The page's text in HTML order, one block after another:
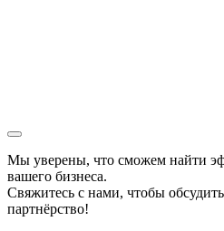
Мы уверены, что сможем найти
вашего бизнеса.
Свяжитесь с нами, чтобы обсудить
партнёрство!